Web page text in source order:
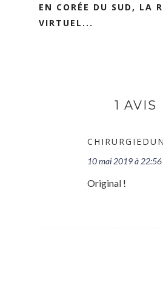
EN CORÉE DU SUD, LA
VIRTUEL...
1 AVIS
10 mai 2019 à 22:56
Original !